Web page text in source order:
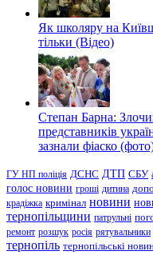
Як школяру на
тільки (Відео)
Степан Барна:
представників
зазнали фіаско
ГУ НП поліція ДСНС ДТП СБУ
голос новини гроші дитина
крадіжка кримінал новини
тернопільщини патрульні
ремонт розшук росія рятувальники
тернопіль тернопільські